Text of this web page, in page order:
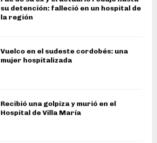
su detención: falleció en un hospital de
la región
Vuelco en el sudeste cordobés: una
mujer hospitalizada
Recibió una golpiza y murió en el
Hospital de Villa María